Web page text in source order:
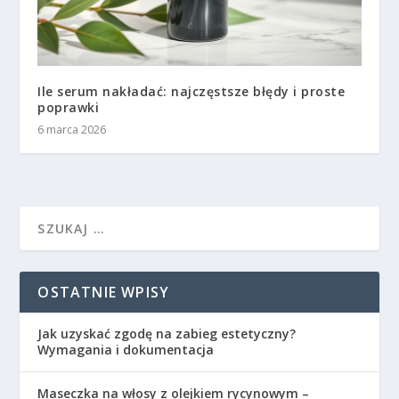
Ile serum nakładać: najczęstsze błędy i proste
poprawki
6 marca 2026
OSTATNIE WPISY
Jak uzyskać zgodę na zabieg estetyczny?
Wymagania i dokumentacja
Maseczka na włosy z olejkiem rycynowym –